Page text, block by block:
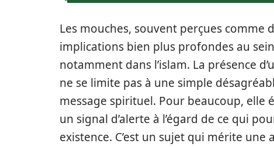
Les mouches, souvent perçues comme
implications bien plus profondes au
notamment dans l’islam. La présence
ne se limite pas à une simple
message spirituel. Pour beaucoup, elle
un signal d’alerte à l’égard de ce qui
existence. C’est un sujet qui mérite